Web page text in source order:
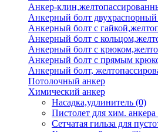
Анкер-
Анкерный болт двухраспорный
Анкерный болт с
Анкерный болт с
Анкерный болт с
Анкерный болт с прямым
Анкерный болт,
Потолочный анкер
Химический анкер
Насадка,удлинитель (0)
Пистолет для хим. анкера
Сетчатая гильза для